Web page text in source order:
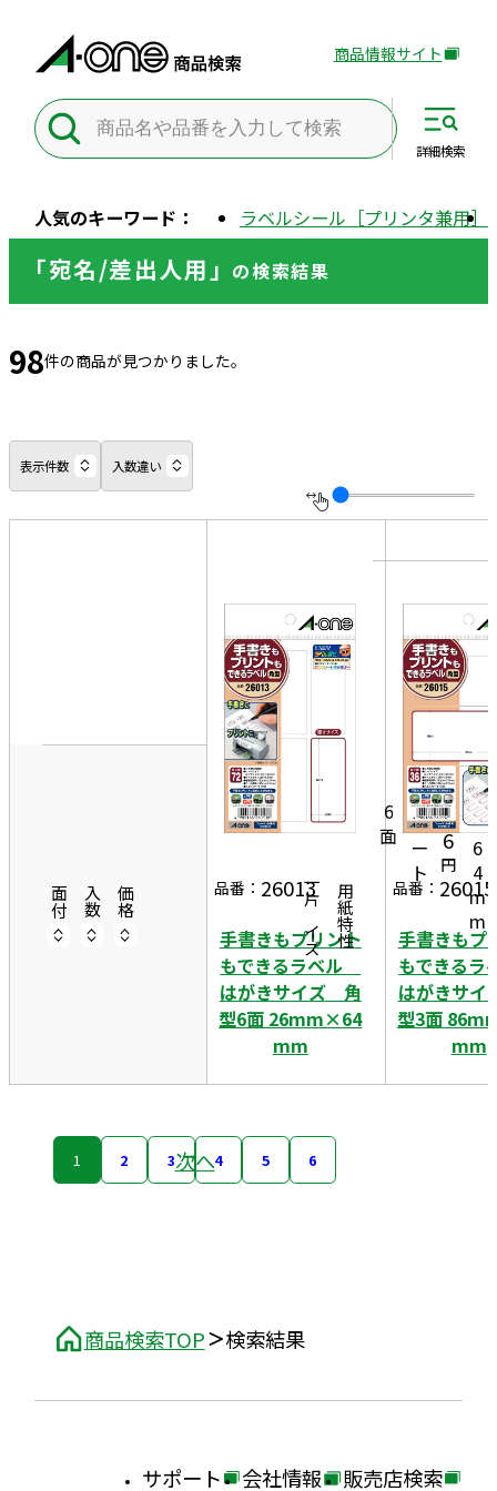
外
サ
別
ン
す
商品情報サイト
人気のキーワード： ラベルシール［プリンタ兼用］
詳細検索
商品検索TOP 検索結果
「宛名/差出人用」 の検索結果
98件の商品が見つかりました。
表示件数 入数違い
面付 入数 価格 一片サイズ 用紙特性
品番： 26013
手書きもプリント
もできるラベル
はがきサイズ 角
型6面 26mm×64
mm
6
面
1
2
シ
ー
ト
3
9
6
円
m
m
×
6
4
m
m
品番： 26015
手書きもプ
もできる
はがきサ
型3面
mm
1 2 3 4 5 6
次へ
サポート 会社情報 販売店検索